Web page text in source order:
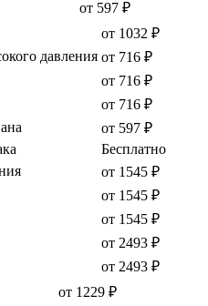
от 597 ₽
от 1032 ₽
давления от 716 ₽
от 716 ₽
от 716 ₽
от 597 ₽
Бесплатно
от 1545 ₽
от 1545 ₽
от 1545 ₽
от 2493 ₽
от 2493 ₽
от 1229 ₽